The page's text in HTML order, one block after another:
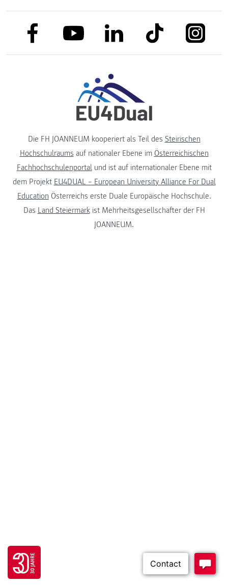
Go to 30 years FH JOANNEUM page
link to facebooklink to youtubelink to linkedinlink to tiktok link to
Die FH JOANNEUM kooperiert als Teil des Steirischen
Hochschulraums auf nationaler Ebene im Österreichischen
Fachhochschulenportalund ist auf internationaler Ebene mit
dem Projekt EU4DUAL – European University Alliance For Dual
Education Österreichs erste Duale Europäische Hochschule.
Das Land Steiermarkist Mehrheitsgesellschafter der FH
JOANNEUM.